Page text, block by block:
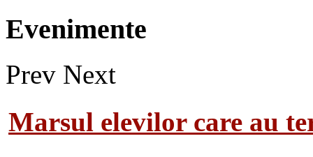
Evenimente
Prev Next
Marsul elevilor care au